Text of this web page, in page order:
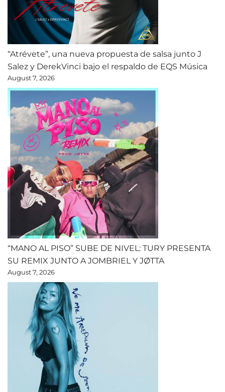
“Atrévete”, una nueva propuesta de salsa junto J
Salez y DerekVinci bajo el respaldo de EQS Música
August 7, 2026
“MANO AL PISO” SUBE DE NIVEL: TURY PRESENTA
SU REMIX JUNTO A JOMBRIEL Y JØTTA
August 7, 2026